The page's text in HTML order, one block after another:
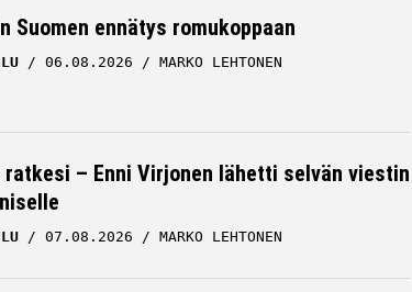
Suomen ennätys romukoppaan
06.08.2026 MARKO LEHTONEN
– Enni Virjonen lähetti selvän viestin
07.08.2026 MARKO LEHTONEN